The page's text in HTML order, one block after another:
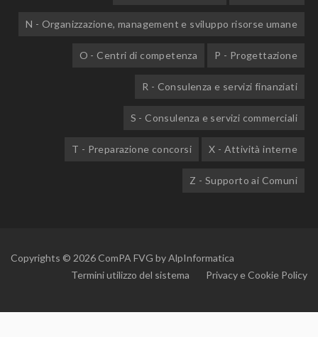
N - Organizzazione, management e sviluppo risorse umane
O - Centri di competenza P - Progettazione
R - Consulenza e servizi finanziati
S - Consulenza e servizi commerciali
T - Preparazione concorsi X - Attività interne
Z - Supporto ai Comuni
Copyrights © 2026 ComPA FVG byAlpInformatica
Termini utilizzo del sistema
Privacy e Cookie Policy